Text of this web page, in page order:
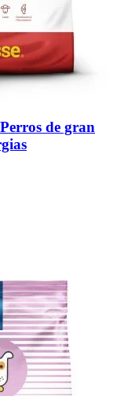
de gran